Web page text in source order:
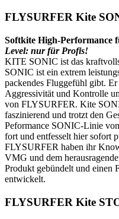
FLYSURFER Kite
Softkite High-Performance
Level: nur für Profis!
KITE SONIC ist das
SONIC ist ein extrem
packendes Fluggefühl gibt.
Aggressivität und Kontrolle
von FLYSURFER. Kite
faszinierend und trotzt den
Peformance SONIC-Linie
fort und entfesselt hier sofort
FLYSURFER haben ihr
VMG und dem
Produkt gebündelt und einen
entwickelt.
FLYSURFER Kite